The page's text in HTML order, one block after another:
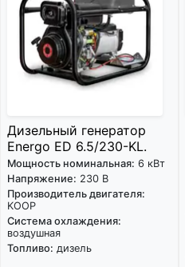
Дизельный генератор
Energo ED 6.5/230-KL.
Мощность номинальная: 6 кВт
Напряжение: 230 В
Производитель двигателя:
KOOP
Система охлаждения:
воздушная
Топливо: дизель